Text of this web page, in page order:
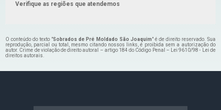
Verifique as regiões que atendemos
O conteúdo do texto "Sobrados de Pré Moldado São Joaquim" é de direito reservado. Sua
reprodução, parcial ou total, mesmo citando nossos links, é proibida sem a autorização do
autor. Crime de violação de direito autoral – artigo 184 do Código Penal –Lei 9610/98 - Lei de
direitos autorais.